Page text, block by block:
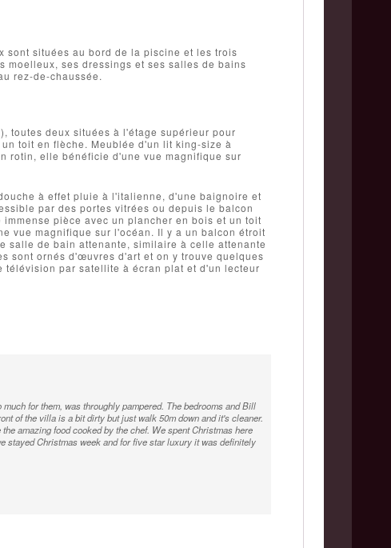
sont situées au bord de la piscine et les trois
moelleux, ses dressings et ses salles de bains
rez-de-chaussée.
toutes deux situées à l'étage supérieur pour
toit en flèche. Meublée d'un lit king-size à
rotin, elle bénéficie d'une vue magnifique sur
à effet pluie à l'italienne, d'une baignoire et
par des portes vitrées ou depuis le balcon
pièce avec un plancher en bois et un toit
vue magnifique sur l'océan. Il y a un balcon étroit
salle de bain attenante, similaire à celle attenante
sont ornés d'œuvres d'art et on y trouve quelques
télévision par satellite à écran plat et d'un lecteur
for them, was throughly pampered. The bedrooms and Bill
of the villa is a bit dirty but just walk 50m down and it's cleaner.
amazing food cooked by the chef. We spent Christmas here
stayed Christmas week and for five star luxury it was definitely